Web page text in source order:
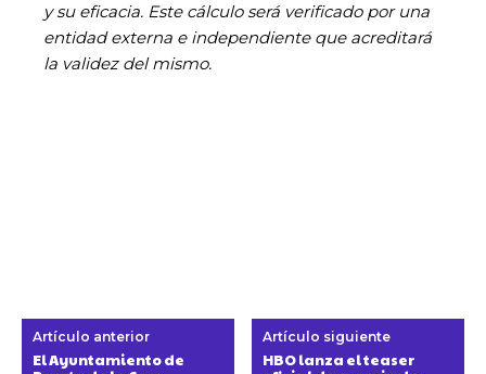
y su eficacia. Este cálculo será verificado por una
entidad externa e independiente que acreditará
la validez del mismo.
Artículo anterior
El Ayuntamiento de
Artículo siguiente
HBO lanza el teaser